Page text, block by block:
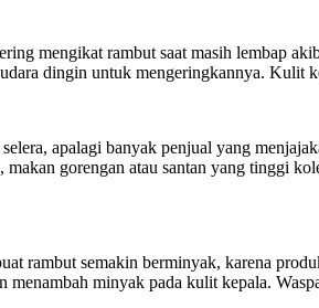
mengikat rambut saat masih lembap
dingin untuk mengeringkannya. Kulit
apalagi banyak penjual yang
gorengan atau santan yang tinggi
rambut semakin berminyak, karena
minyak pada kulit kepala.